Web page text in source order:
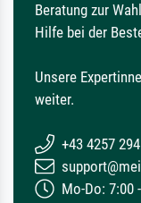
Beratung zur
Hilfe bei der
Unsere
weiter.
+43 4257
Mo-Do: 7:00